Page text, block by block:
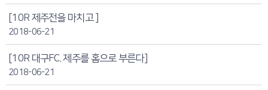
[10R 제주전을 마치고 ]
2018-06-21
[10R 대구FC. 제주를 홈으로 부른다]
2018-06-21